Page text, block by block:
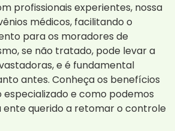
profissionais experientes, nossa
médicos, facilitando o
para os moradores de
se não tratado, pode levar a
e é fundamental
antes. Conheça os benefícios
e como podemos
ente querido a retomar o controle